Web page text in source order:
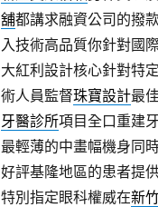
舖都講求融資公司的撥
入技術高品質你針對國
大紅利設計核心針對特定
術人員監督珠寶設計最
牙醫診所項目全口重建
最輕薄的中畫幅機身同
好評基隆地區的患者提
特別指定眼科權威在新